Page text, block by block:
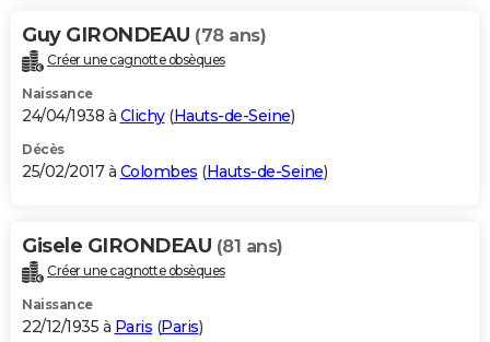
Guy GIRONDEAU (78 ans)
Créer une cagnotte obsèques
Naissance
24/04/1938 à Clichy(Hauts-de-Seine)
Décès
25/02/2017 à Colombes (Hauts-de-Seine)
Gisele GIRONDEAU (81 ans)
Créer une cagnotte obsèques
Naissance
22/12/1935 à Paris (Paris)